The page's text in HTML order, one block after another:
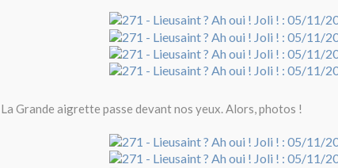
La Grande aigrette passe devant nos yeux. Alors, photos !